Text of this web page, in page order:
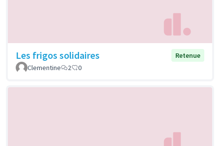
Les frigos solidaires
Retenue
Clementine
2 0